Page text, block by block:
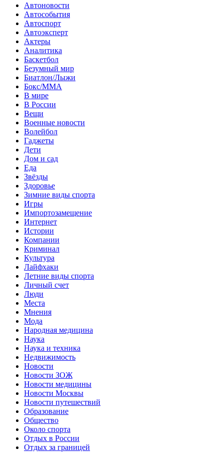
Автоновости
Автособытия
Автоспорт
Автоэксперт
Актеры
Аналитика
Баскетбол
Безумный мир
Биатлон/Лыжи
Бокс/MMA
В мире
В России
Вещи
Военные новости
Волейбол
Гаджеты
Дети
Дом и сад
Еда
Звёзды
Здоровье
Зимние виды спорта
Игры
Импортозамещение
Интернет
Истории
Компании
Криминал
Культура
Лайфхаки
Летние виды спорта
Личный счет
Люди
Места
Мнения
Мода
Народная медицина
Наука
Наука и техника
Недвижимость
Новости
Новости ЗОЖ
Новости медицины
Новости Москвы
Новости путешествий
Образование
Общество
Около спорта
Отдых в России
Отдых за границей